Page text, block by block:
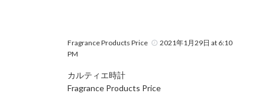
Fragrance Products Price
2021年1月29日 at 6:10
PM
カルティエ時計
Fragrance Products Price